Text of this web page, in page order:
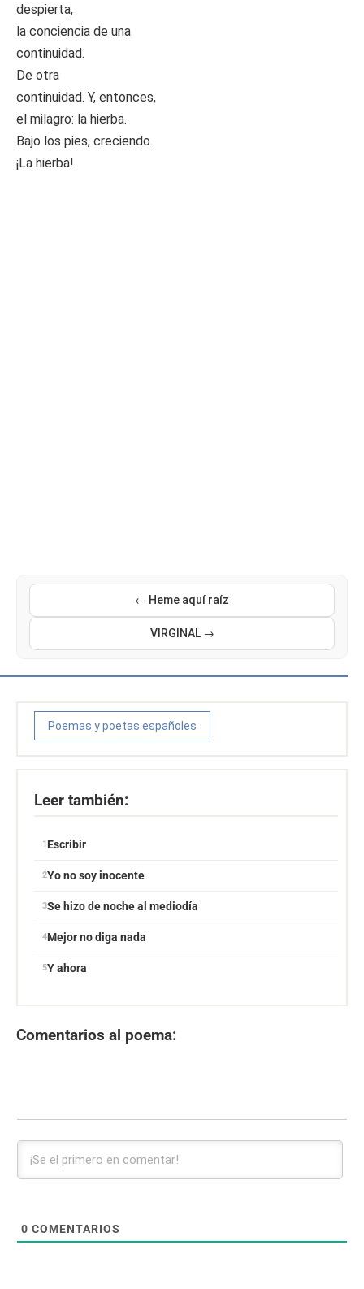
despierta,
la conciencia de una
continuidad.
De otra
continuidad. Y, entonces,
el milagro: la hierba.
Bajo los pies, creciendo.
¡La hierba!
← Heme aquí raíz
VIRGINAL →
Poemas y poetas españoles
Leer también:
Escribir
Yo no soy inocente
Se hizo de noche al mediodía
Mejor no diga nada
Y ahora
Comentarios al poema:
0 COMENTARIOS